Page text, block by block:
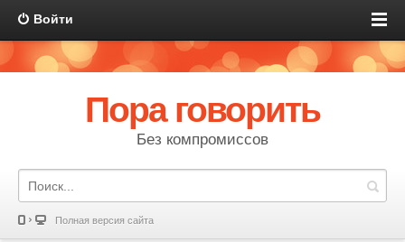
Войти
Пора говорить
Без компромиссов
Полная версия сайта